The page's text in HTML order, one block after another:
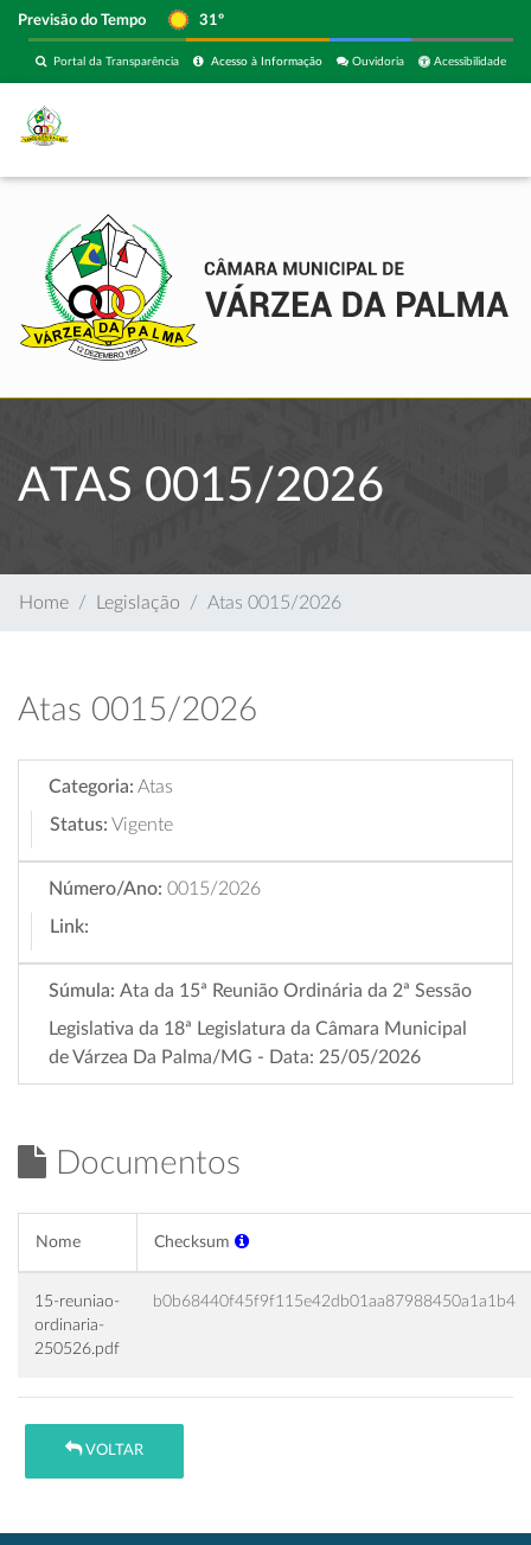
Previsão do Tempo 31º
Acessibilidade
Ouvidoria
Acesso à Informação
Portal da Transparência
ATAS 0015/2026
Home Legislação Atas 0015/2026
Atas 0015/2026
Categoria: Atas
Status: Vigente
Número/Ano: 0015/2026
Link:
Súmula: Ata da 15ª Reunião Ordinária da 2ª Sessão
Legislativa da 18ª Legislatura da Câmara Municipal
de Várzea Da Palma/MG - Data: 25/05/2026
Documentos
Nome Checksum
15-reuniao-
ordinaria-
250526.pdf
b0b68440f45f9f115e42db01aa87988450a1a1b4
VOLTAR